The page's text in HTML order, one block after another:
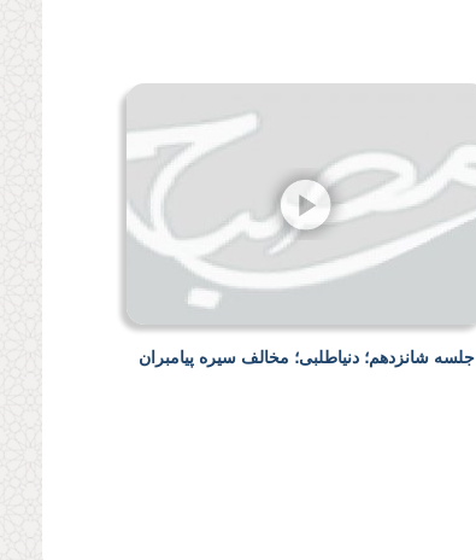
جلسه شانزدهم؛ دنیاطلبی؛ مخالف سیره پیامبران